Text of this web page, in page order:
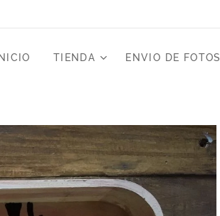
TIENDA ENVIO DE FOTOS